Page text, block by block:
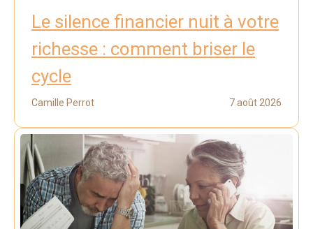
Le silence financier nuit à votre
richesse : comment briser le
cycle
Camille Perrot 7 août 2026